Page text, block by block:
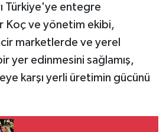
Türkiye'ye entegre
Koç ve yönetim ekibi,
marketlerde ve yerel
yer edinmesini sağlamış,
karşı yerli üretimin gücünü